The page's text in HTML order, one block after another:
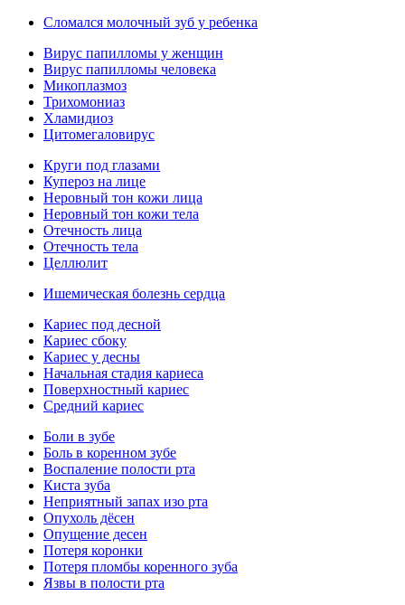
Сломался молочный зуб у ребенка
Вирус папилломы у женщин
Вирус папилломы человека
Микоплазмоз
Трихомониаз
Хламидиоз
Цитомегаловирус
Круги под глазами
Купероз на лице
Неровный тон кожи лица
Неровный тон кожи тела
Отечность лица
Отечность тела
Целлюлит
Ишемическая болезнь сердца
Кариес под десной
Кариес сбоку
Кариес у десны
Начальная стадия кариеса
Поверхностный кариес
Средний кариес
Боли в зубе
Боль в коренном зубе
Воспаление полости рта
Киста зуба
Неприятный запах изо рта
Опухоль дёсен
Опущение десен
Потеря коронки
Потеря пломбы коренного зуба
Язвы в полости рта